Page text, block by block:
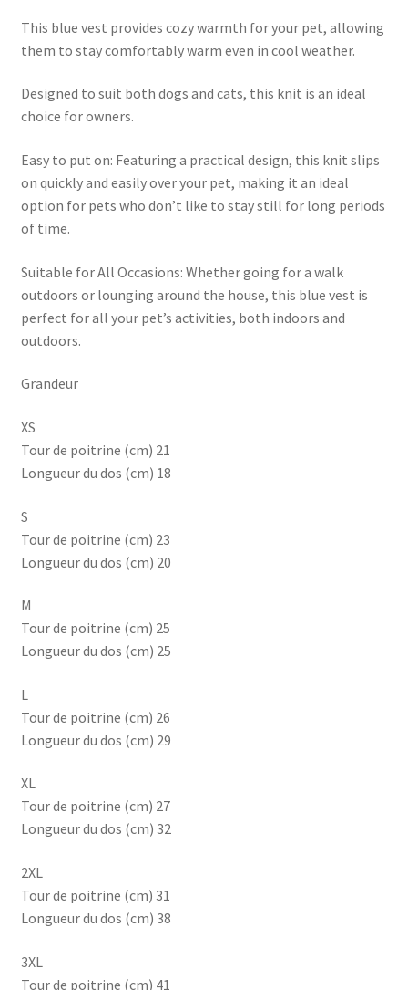
This blue vest provides cozy warmth for your pet, allowing
them to stay comfortably warm even in cool weather.
Designed to suit both dogs and cats, this knit is an ideal
choice for owners.
Easy to put on: Featuring a practical design, this knit slips
on quickly and easily over your pet, making it an ideal
option for pets who don’t like to stay still for long periods
of time.
Suitable for All Occasions: Whether going for a walk
outdoors or lounging around the house, this blue vest is
perfect for all your pet’s activities, both indoors and
outdoors.
Grandeur
XS
Tour de poitrine (cm) 21
Longueur du dos (cm) 18
S
Tour de poitrine (cm) 23
Longueur du dos (cm) 20
M
Tour de poitrine (cm) 25
Longueur du dos (cm) 25
L
Tour de poitrine (cm) 26
Longueur du dos (cm) 29
XL
Tour de poitrine (cm) 27
Longueur du dos (cm) 32
2XL
Tour de poitrine (cm) 31
Longueur du dos (cm) 38
3XL
Tour de poitrine (cm) 41